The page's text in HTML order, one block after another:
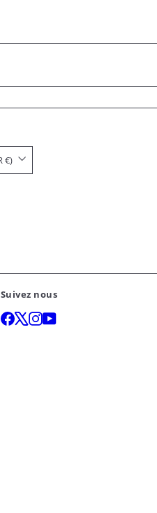
Finlande (EUR €)
Suivez nous
Facebook
X Instagram
YouTube